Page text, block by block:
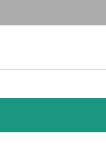
Pontificia